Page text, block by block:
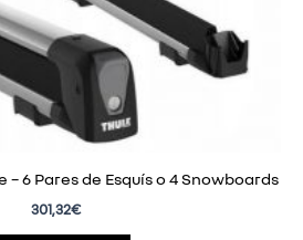
– 6 Pares de Esquís o 4 Snowboards
301,32€